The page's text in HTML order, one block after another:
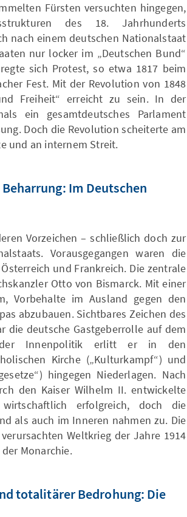
Fürsten versuchten hingegen,
des 18. Jahrhunderts
nach einem deutschen Nationalstaat
nur locker im „Deutschen Bund“
sich Protest, so etwa 1817 beim
Fest. Mit der Revolution von 1848
Freiheit“ erreicht zu sein. In der
ein gesamtdeutsches Parlament
Doch die Revolution scheiterte am
und an internem Streit.
Im Deutschen
Vorzeichen – schließlich doch zur
Vorausgegangen waren die
und Frankreich. Die zentrale
Otto von Bismarck. Mit einer
Vorbehalte im Ausland gegen den
abzubauen. Sichtbares Zeichen des
die deutsche Gastgeberrolle auf dem
der Innenpolitik erlitt er in den
Kirche („Kulturkampf“) und
hingegen Niederlagen. Nach
den Kaiser Wilhelm II. entwickelte
erfolgreich, doch die
als auch im Inneren nahmen zu. Die
Weltkrieg der Jahre 1914
Monarchie.
totalitärer Bedrohung: Die